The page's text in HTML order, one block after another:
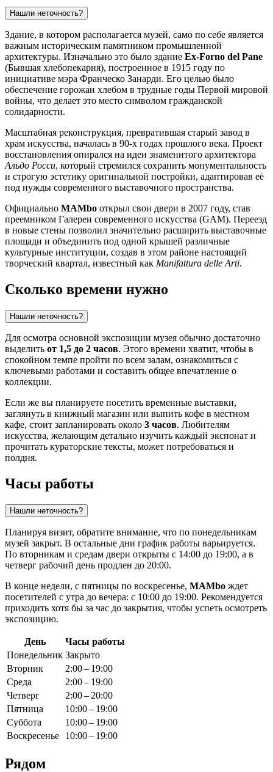
Нашли неточность?
Здание, в котором располагается музей, само по себе является
важным историческим памятником промышленной
архитектуры. Изначально это было здание Ex-Forno del Pane
(Бывшая хлебопекарня), построенное в 1915 году по
инициативе мэра Франческо Занарди. Его целью было
обеспечение горожан хлебом в трудные годы Первой мировой
войны, что делает это место символом гражданской
солидарности.
Масштабная реконструкция, превратившая старый завод в
храм искусства, началась в 90-х годах прошлого века. Проект
восстановления опирался на идеи знаменитого архитектора
Альдо Росси, который стремился сохранить монументальность
и строгую эстетику оригинальной постройки, адаптировав её
под нужды современного выставочного пространства.
Официально MAMbo открыл свои двери в 2007 году, став
преемником Галереи современного искусства (GAM). Переезд
в новые стены позволил значительно расширить выставочные
площади и объединить под одной крышей различные
культурные институции, создав в этом районе настоящий
творческий квартал, известный как Manifattura delle Arti.
Сколько времени нужно
Нашли неточность?
Для осмотра основной экспозиции музея обычно достаточно
выделить от 1,5 до 2 часов. Этого времени хватит, чтобы в
спокойном темпе пройти по всем залам, ознакомиться с
ключевыми работами и составить общее впечатление о
коллекции.
Если же вы планируете посетить временные выставки,
заглянуть в книжный магазин или выпить кофе в местном
кафе, стоит запланировать около 3 часов. Любителям
искусства, желающим детально изучить каждый экспонат и
прочитать кураторские тексты, может потребоваться и
полдня.
Часы работы
Нашли неточность?
Планируя визит, обратите внимание, что по понедельникам
музей закрыт. В остальные дни график работы варьируется.
По вторникам и средам двери открыты с 14:00 до 19:00, а в
четверг рабочий день продлен до 20:00.
В конце недели, с пятницы по воскресенье, MAMbo ждет
посетителей с утра до вечера: с 10:00 до 19:00. Рекомендуется
приходить хотя бы за час до закрытия, чтобы успеть осмотреть
экспозицию.
День
Часы работы
Понедельник Закрыто
Вторник
2:00 – 19:00
Среда
2:00 – 19:00
Четверг
2:00 – 20:00
Пятница
10:00 – 19:00
Суббота
10:00 – 19:00
Воскресенье
10:00 – 19:00
Рядом